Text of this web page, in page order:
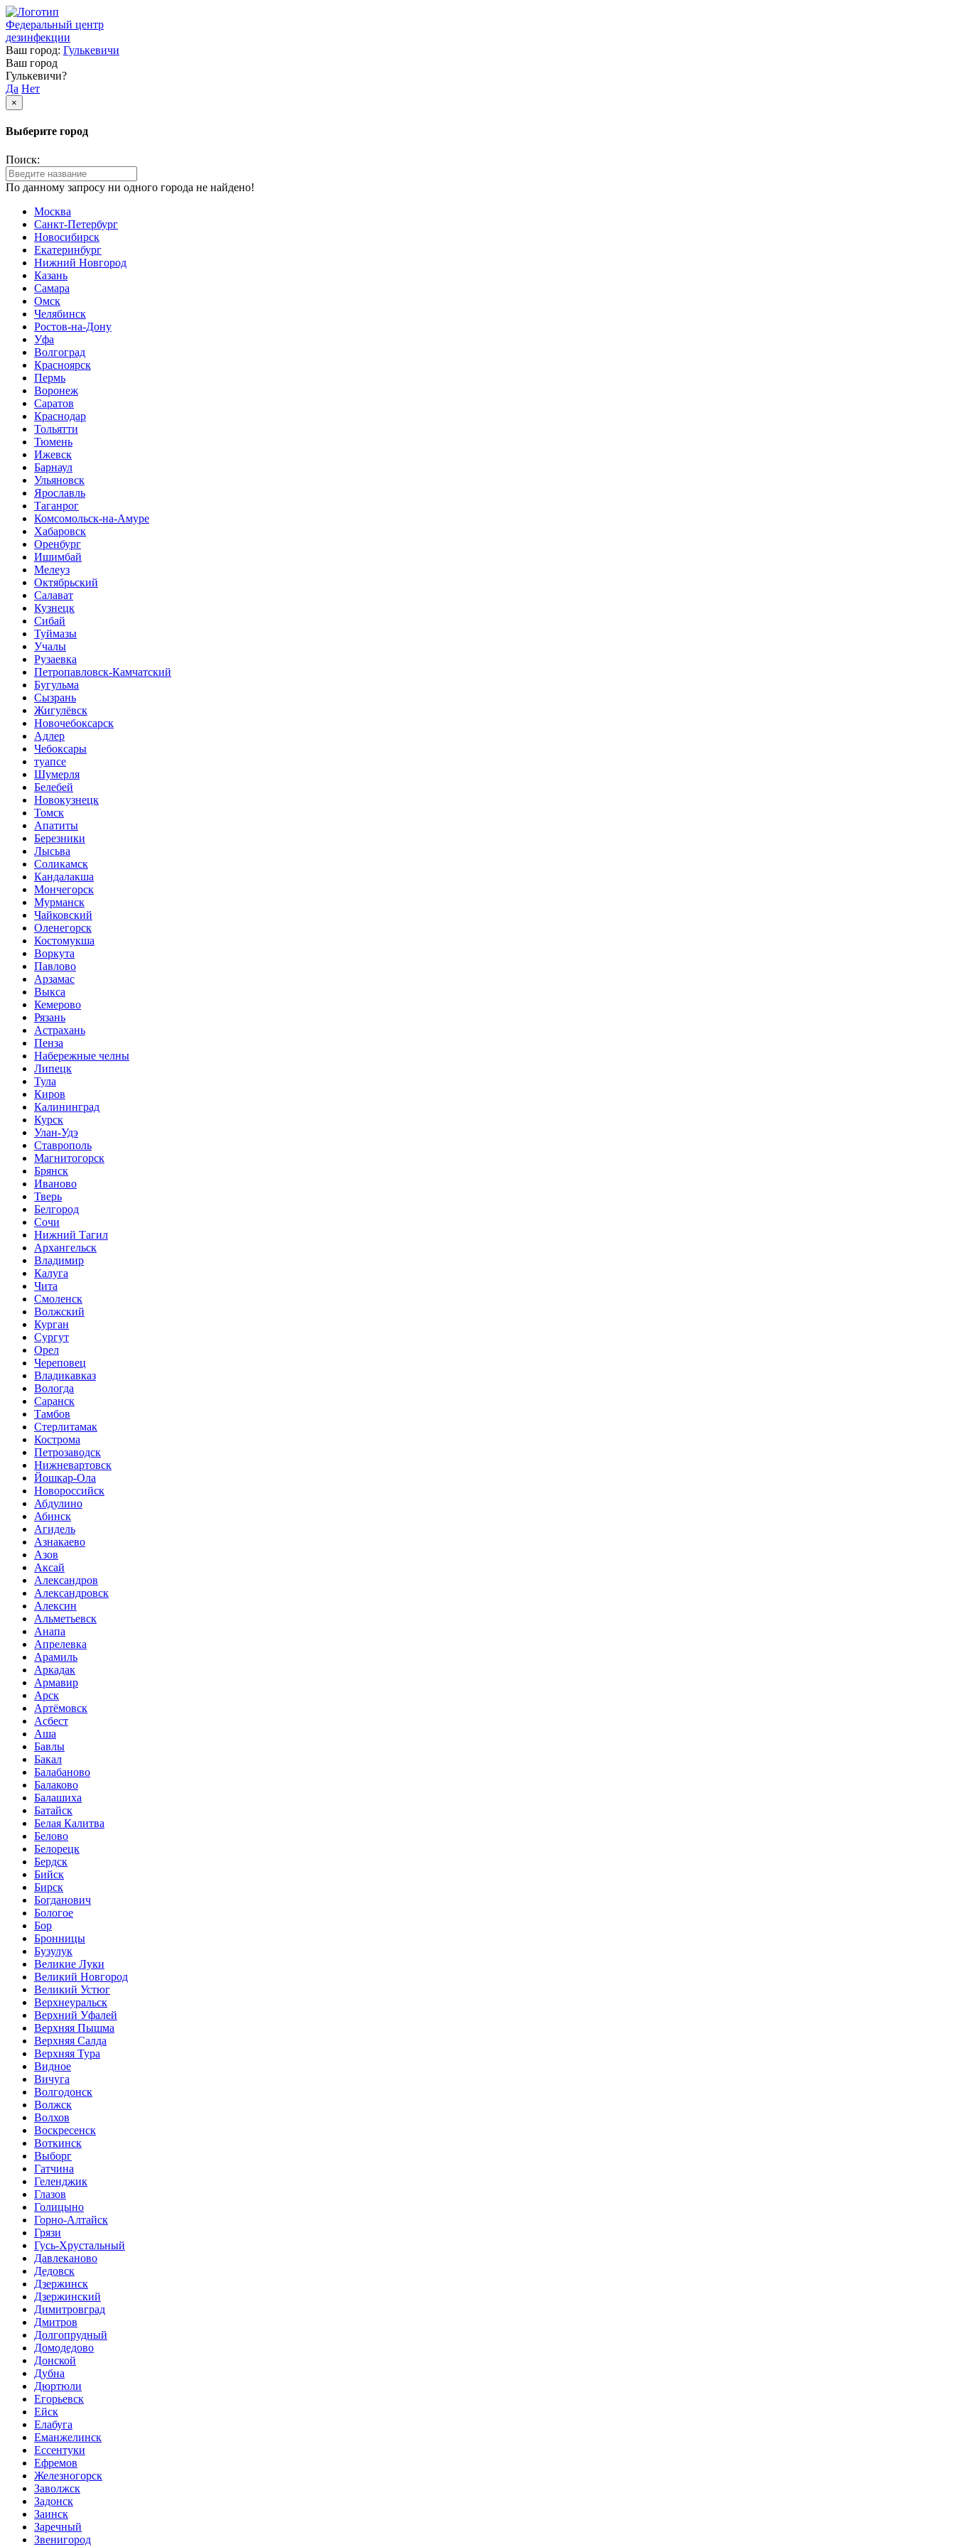
Федеральный центр
дезинфекции
Ваш город: Гулькевичи
Ваш город
Гулькевичи?
Да Нет
×
Выберите город
Поиск:
По данному запросу ни одного города не найдено!
Москва
Санкт-Петербург
Новосибирск
Екатеринбург
Нижний Новгород
Казань
Самара
Омск
Челябинск
Ростов-на-Дону
Уфа
Волгоград
Красноярск
Пермь
Воронеж
Саратов
Краснодар
Тольятти
Тюмень
Ижевск
Барнаул
Ульяновск
Ярославль
Таганрог
Комсомольск-на-Амуре
Хабаровск
Оренбург
Ишимбай
Мелеуз
Октябрьский
Салават
Кузнецк
Сибай
Туймазы
Учалы
Рузаевка
Петропавловск-Камчатский
Бугульма
Сызрань
Жигулёвск
Новочебоксарск
Адлер
Чебоксары
туапсе
Шумерля
Белебей
Новокузнецк
Томск
Апатиты
Березники
Лысьва
Соликамск
Кандалакша
Мончегорск
Мурманск
Чайковский
Оленегорск
Костомукша
Воркута
Павлово
Арзамас
Выкса
Кемерово
Рязань
Астрахань
Пенза
Набережные челны
Липецк
Тула
Киров
Калининград
Курск
Улан-Удэ
Ставрополь
Магнитогорск
Брянск
Иваново
Тверь
Белгород
Сочи
Нижний Тагил
Архангельск
Владимир
Калуга
Чита
Смоленск
Волжский
Курган
Сургут
Орел
Череповец
Владикавказ
Вологда
Саранск
Тамбов
Стерлитамак
Кострома
Петрозаводск
Нижневартовск
Йошкар-Ола
Новороссийск
Абдулино
Абинск
Агидель
Азнакаево
Азов
Аксай
Александров
Александровск
Алексин
Альметьевск
Анапа
Апрелевка
Арамиль
Аркадак
Армавир
Арск
Артёмовск
Асбест
Аша
Бавлы
Бакал
Балабаново
Балаково
Балашиха
Батайск
Белая Калитва
Белово
Белорецк
Бердск
Бийск
Бирск
Богданович
Бологое
Бор
Бронницы
Бузулук
Великие Луки
Великий Новгород
Великий Устюг
Верхнеуральск
Верхний Уфалей
Верхняя Пышма
Верхняя Салда
Верхняя Тура
Видное
Вичуга
Волгодонск
Волжск
Волхов
Воскресенск
Воткинск
Выборг
Гатчина
Геленджик
Глазов
Голицыно
Горно-Алтайск
Грязи
Гусь-Хрустальный
Давлеканово
Дедовск
Дзержинск
Дзержинский
Димитровград
Дмитров
Долгопрудный
Домодедово
Донской
Дубна
Дюртюли
Егорьевск
Ейск
Елабуга
Еманжелинск
Ессентуки
Ефремов
Железногорск
Заволжск
Задонск
Заинск
Заречный
Звенигород